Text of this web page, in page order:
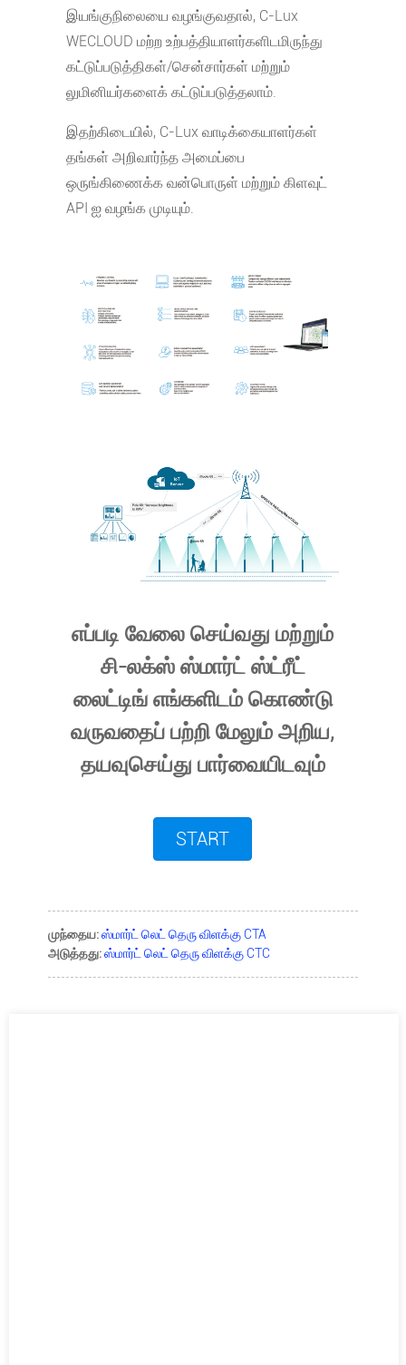
இயங்குநிலையை வழங்குவதால், C-Lux
WECLOUD மற்ற உற்பத்தியாளர்களிடமிருந்து
கட்டுப்படுத்திகள்/சென்சார்கள் மற்றும்
லுமினியர்களைக் கட்டுப்படுத்தலாம்.
இதற்கிடையில், C-Lux வாடிக்கையாளர்கள்
தங்கள் அறிவார்ந்த அமைப்பை
ஒருங்கிணைக்க வன்பொருள் மற்றும் கிளவுட்
API ஐ வழங்க முடியும்.
எப்படி வேலை செய்வது மற்றும்
சி-லக்ஸ் ஸ்மார்ட் ஸ்ட்ரீட்
லைட்டிங் எங்களிடம் கொண்டு
வருவதைப் பற்றி மேலும் அறிய,
தயவுசெய்து பார்வையிடவும்
START
முந்தைய: ஸ்மார்ட் லெட் தெரு விளக்கு CTA
அடுத்தது: ஸ்மார்ட் லெட் தெரு விளக்கு CTC